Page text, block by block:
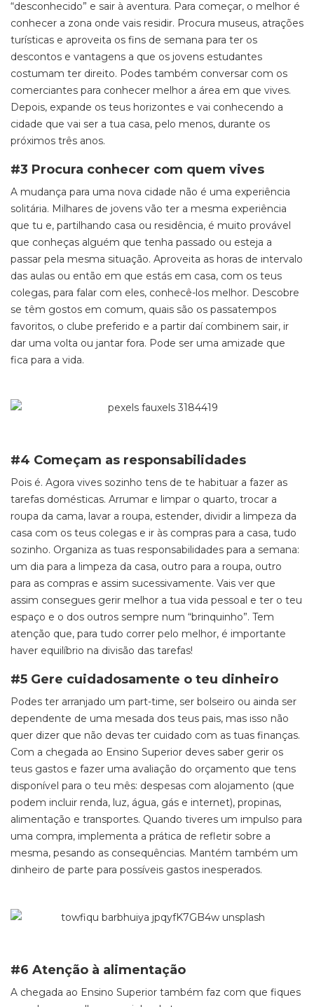
“desconhecido” e sair à aventura. Para começar, o melhor é
conhecer a zona onde vais residir. Procura museus, atrações
turísticas e aproveita os fins de semana para ter os
descontos e vantagens a que os jovens estudantes
costumam ter direito. Podes também conversar com os
comerciantes para conhecer melhor a área em que vives.
Depois, expande os teus horizontes e vai conhecendo a
cidade que vai ser a tua casa, pelo menos, durante os
próximos três anos.
#3 Procura conhecer com quem vives
A mudança para uma nova cidade não é uma experiência
solitária. Milhares de jovens vão ter a mesma experiência
que tu e, partilhando casa ou residência, é muito provável
que conheças alguém que tenha passado ou esteja a
passar pela mesma situação. Aproveita as horas de intervalo
das aulas ou então em que estás em casa, com os teus
colegas, para falar com eles, conhecê-los melhor. Descobre
se têm gostos em comum, quais são os passatempos
favoritos, o clube preferido e a partir daí combinem sair, ir
dar uma volta ou jantar fora. Pode ser uma amizade que
fica para a vida.
#4 Começam as responsabilidades
Pois é. Agora vives sozinho tens de te habituar a fazer as
tarefas domésticas. Arrumar e limpar o quarto, trocar a
roupa da cama, lavar a roupa, estender, dividir a limpeza da
casa com os teus colegas e ir às compras para a casa, tudo
sozinho. Organiza as tuas responsabilidades para a semana:
um dia para a limpeza da casa, outro para a roupa, outro
para as compras e assim sucessivamente. Vais ver que
assim consegues gerir melhor a tua vida pessoal e ter o teu
espaço e o dos outros sempre num “brinquinho”. Tem
atenção que, para tudo correr pelo melhor, é importante
haver equilíbrio na divisão das tarefas!
#5 Gere cuidadosamente o teu dinheiro
Podes ter arranjado um part-time, ser bolseiro ou ainda ser
dependente de uma mesada dos teus pais, mas isso não
quer dizer que não devas ter cuidado com as tuas finanças.
Com a chegada ao Ensino Superior deves saber gerir os
teus gastos e fazer uma avaliação do orçamento que tens
disponível para o teu mês: despesas com alojamento (que
podem incluir renda, luz, água, gás e internet), propinas,
alimentação e transportes. Quando tiveres um impulso para
uma compra, implementa a prática de refletir sobre a
mesma, pesando as consequências. Mantém também um
dinheiro de parte para possíveis gastos inesperados.
#6 Atenção à alimentação
A chegada ao Ensino Superior também faz com que fiques